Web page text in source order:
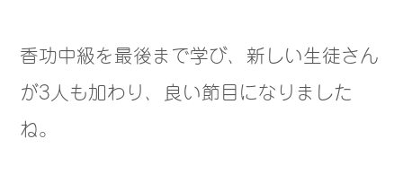
香功中級を最後まで学び、新しい生徒さん
が3人も加わり、良い節目になりました
ね。